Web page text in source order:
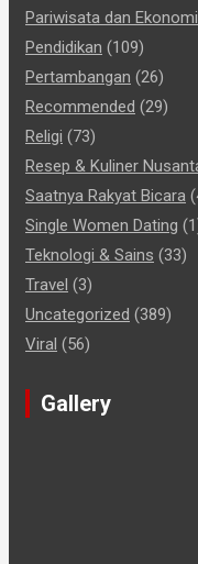
Pariwisata dan
Pendidikan (109)
Pertambangan (26)
Recommended (29)
Religi (73)
Resep & Kuliner
Saatnya Rakyat Bicara
Single Women Dating
Teknologi & Sains (33)
Travel (3)
Uncategorized (389)
Viral (56)
Gallery